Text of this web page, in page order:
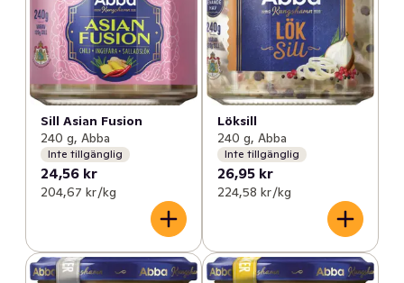
Sill Asian Fusion
240 g, Abba
Inte tillgänglig
24,56 kr
204,67 kr /kg
Löksill
240 g, Abba
Inte tillgänglig
26,95 kr
224,58 kr /kg